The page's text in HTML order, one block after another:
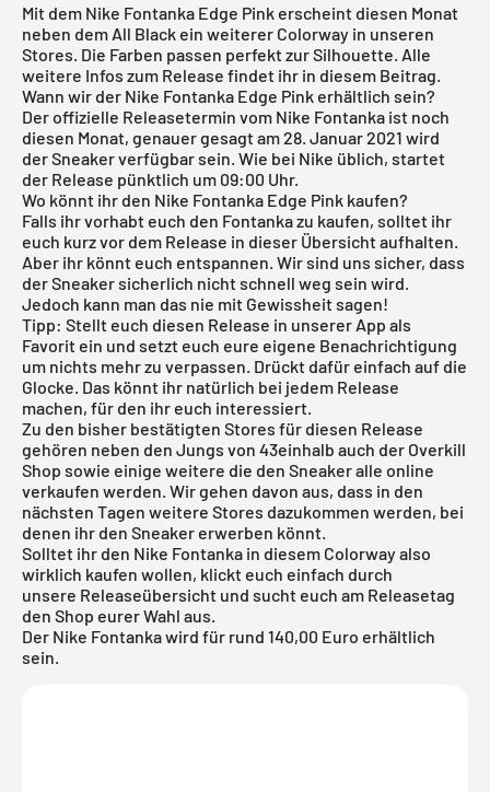
Mit dem Nike Fontanka Edge Pink erscheint diesen Monat
neben dem All Black ein weiterer Colorway in unseren
Stores. Die Farben passen perfekt zur Silhouette. Alle
weitere Infos zum Release findet ihr in diesem Beitrag.
Wann wir der Nike Fontanka Edge Pink erhältlich sein?
Der offizielle Releasetermin vom Nike Fontanka ist noch
diesen Monat, genauer gesagt am 28. Januar 2021 wird
der Sneaker verfügbar sein. Wie bei Nike üblich, startet
der Release pünktlich um 09:00 Uhr.
Wo könnt ihr den Nike Fontanka Edge Pink kaufen?
Falls ihr vorhabt euch den Fontanka zu kaufen, solltet ihr
euch kurz vor dem Release in dieser Übersicht aufhalten.
Aber ihr könnt euch entspannen. Wir sind uns sicher, dass
der Sneaker sicherlich nicht schnell weg sein wird.
Jedoch kann man das nie mit Gewissheit sagen!
Tipp: Stellt euch diesen Release in unserer App als
Favorit ein und setzt euch eure eigene Benachrichtigung
um nichts mehr zu verpassen. Drückt dafür einfach auf die
Glocke. Das könnt ihr natürlich bei jedem Release
machen, für den ihr euch interessiert.
Zu den bisher bestätigten Stores für diesen Release
gehören neben den Jungs von 43einhalb auch der Overkill
Shop sowie einige weitere die den Sneaker alle online
verkaufen werden. Wir gehen davon aus, dass in den
nächsten Tagen weitere Stores dazukommen werden, bei
denen ihr den Sneaker erwerben könnt.
Solltet ihr den Nike Fontanka in diesem Colorway also
wirklich kaufen wollen, klickt euch einfach durch
unsere Releaseübersicht und sucht euch am Releasetag
den Shop eurer Wahl aus.
Der Nike Fontanka wird für rund 140,00 Euro erhältlich
sein.